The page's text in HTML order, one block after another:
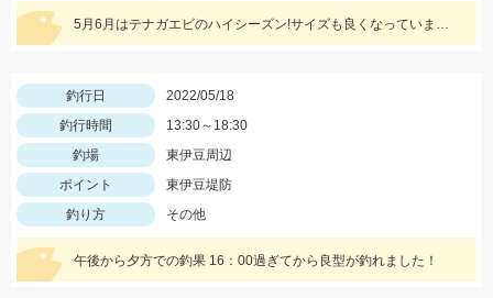
5月6月はテナガエビのハイシーズン!サイズも良くなっています!エサは石ゴカイで、小さく切ると針掛かりアップします!
釣行日
2022/05/18
釣行時間
13:30～18:30
釣場
東伊豆周辺
ポイント
東伊豆堤防
釣り方
その他
午後から夕方での釣果 16：00過ぎてから良型が釣れました！